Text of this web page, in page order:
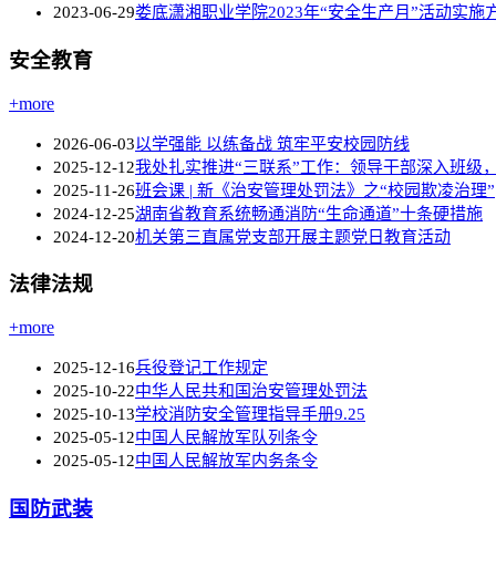
2023-06-29娄底潇湘职业学院2023年“安全生产月”活动实施
安全教育
+more
2026-06-03以学强能 以练备战 筑牢平安校园防线
2025-12-12我处扎实推进“三联系”工作：领导干部深入班级
2025-11-26班会课 | 新《治安管理处罚法》之“校园欺凌治理”
2024-12-25湖南省教育系统畅通消防“生命通道”十条硬措施
2024-12-20机关第三直属党支部开展主题党日教育活动
法律法规
+more
2025-12-16兵役登记工作规定
2025-10-22中华人民共和国治安管理处罚法
2025-10-13学校消防安全管理指导手册9.25
2025-05-12中国人民解放军队列条令
2025-05-12中国人民解放军内务条令
国防武装